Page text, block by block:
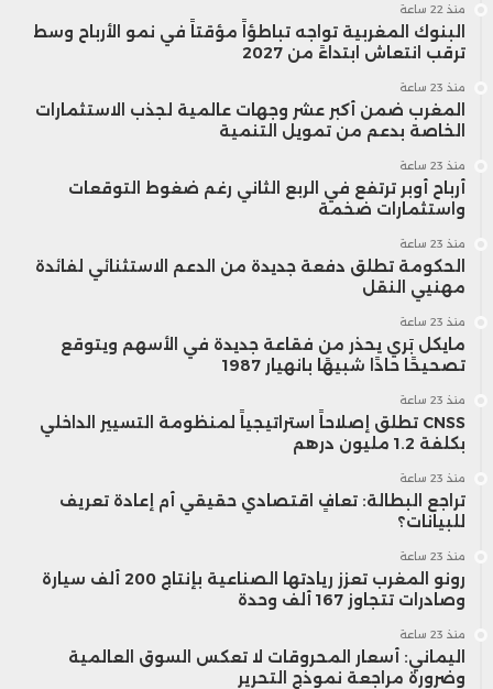
منذ 22 ساعة
البنوك المغربية تواجه تباطؤاً مؤقتاً في نمو الأرباح وسط
ترقب انتعاش ابتداءً من 2027
منذ 23 ساعة
المغرب ضمن أكبر عشر وجهات عالمية لجذب الاستثمارات
الخاصة بدعم من تمويل التنمية
منذ 23 ساعة
أرباح أوبر ترتفع في الربع الثاني رغم ضغوط التوقعات
واستثمارات ضخمة
منذ 23 ساعة
الحكومة تطلق دفعة جديدة من الدعم الاستثنائي لفائدة
مهنيي النقل
منذ 23 ساعة
مايكل بَري يحذر من فقاعة جديدة في الأسهم ويتوقع
تصحيحًا حادًا شبيهًا بانهيار 1987
منذ 23 ساعة
CNSS تطلق إصلاحاً استراتيجياً لمنظومة التسيير الداخلي
بكلفة 1.2 مليون درهم
منذ 23 ساعة
تراجع البطالة: تعافٍ اقتصادي حقيقي أم إعادة تعريف
للبيانات؟
منذ 23 ساعة
رونو المغرب تعزز ريادتها الصناعية بإنتاج 200 ألف سيارة
وصادرات تتجاوز 167 ألف وحدة
منذ 23 ساعة
اليماني: أسعار المحروقات لا تعكس السوق العالمية
وضرورة مراجعة نموذج التحرير